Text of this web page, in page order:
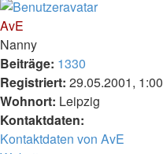
AvE
Nanny
Beiträge: 1330
Registriert: 29.05.2001, 1:00
Wohnort: Leipzig
Kontaktdaten:
Kontaktdaten von AvE